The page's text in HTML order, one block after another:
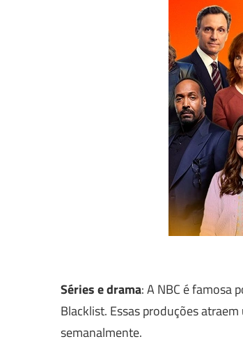
Séries e drama: A NBC é famosa
Blacklist. Essas produções
semanalmente.